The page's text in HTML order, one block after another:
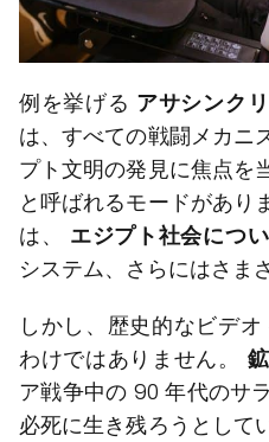
例を挙げる アサシンク
は、すべての戦闘メカニ
プト文明の発見に焦点を
と呼ばれるモードがあり
は、 エジプト社会につ
システム、さらにはさま
しかし、歴史的なビデ
わけではありません。
ア戦争中の 90 年代のサ
必死に生き残ろうとして